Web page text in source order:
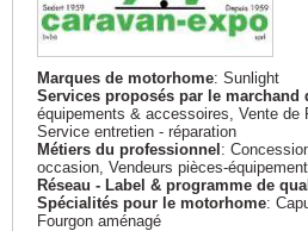
Marques de motorhome: Sunlight
Services proposés par le marchand
équipements & accessoires, Vente de
Service entretien - réparation
Métiers du professionnel:
occasion, Vendeurs pièces-
Réseau - Label & programme de
Spécialités pour le motorhome:
Fourgon aménagé